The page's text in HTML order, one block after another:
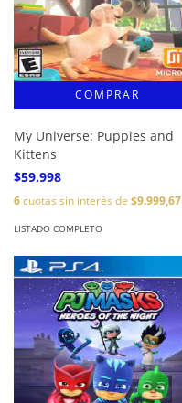
My Universe: Puppies and
Kittens
$59.998
6cuotas sin interés de $9.999,67
LISTADO COMPLETO